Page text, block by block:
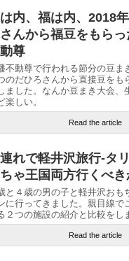
内、福は内、2018
んから福豆をもら
尊
不動尊で行われる節分の豆ま
のだひろさんから直接豆をも
ました。なんか豆まき大会、
楽しい。
Read the article
れで軽井沢旅行-タ
ゃ王国両方行くべ
と４歳の男の子と軽井沢おも
に行ってきました。親目線で
２つの施設の紹介と比較をし
Read the article